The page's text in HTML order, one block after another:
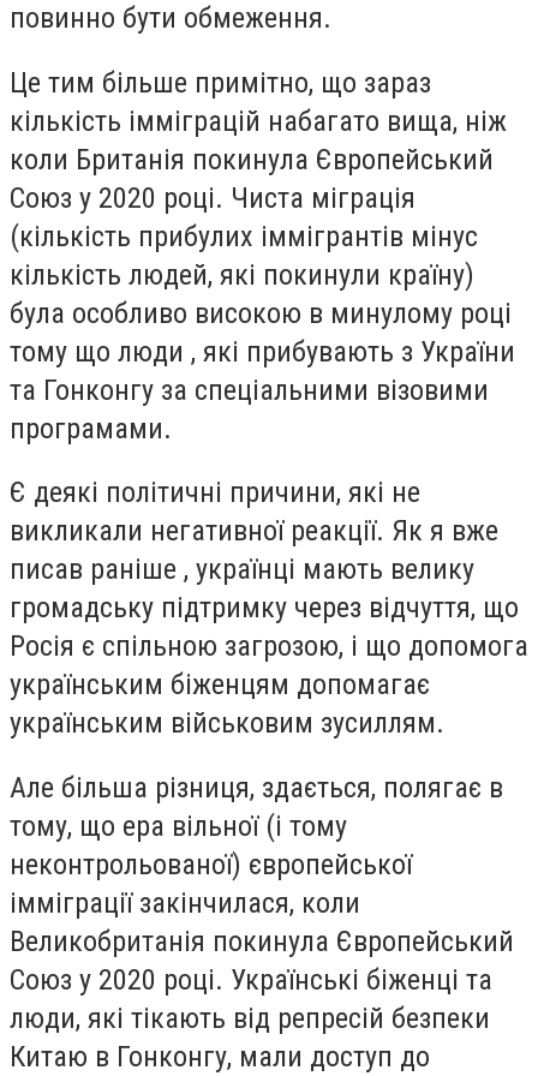
повинно бути обмеження.
Це тим більше примітно, що зараз
кількість імміграцій набагато вища, ніж
коли Британія покинула Європейський
Союз у 2020 році. Чиста міграція
(кількість прибулих іммігрантів мінус
кількість людей, які покинули країну)
була особливо високою в минулому році
тому що люди , які прибувають з України
та Гонконгу за спеціальними візовими
програмами.
Є деякі політичні причини, які не
викликали негативної реакції. Як я вже
писав раніше , українці мають велику
громадську підтримку через відчуття, що
Росія є спільною загрозою, і що допомога
українським біженцям допомагає
українським військовим зусиллям.
Але більша різниця, здається, полягає в
тому, що ера вільної (і тому
неконтрольованої) європейської
імміграції закінчилася, коли
Великобританія покинула Європейський
Союз у 2020 році. Українські біженці та
люди, які тікають від репресій безпеки
Китаю в Гонконгу, мали доступ до